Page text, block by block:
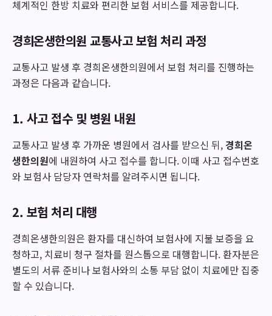
체계적인 한방 치료와 편리한 보험 서비스를 제공합니다.
경희온생한의원 교통사고 보험 처리 과정
교통사고 발생 후 경희온생한의원에서 보험 처리를 진행하는
과정은 다음과 같습니다.
1. 사고 접수 및 병원 내원
교통사고 발생 후 가까운 병원에서 검사를 받으신 뒤, 경희온
생한의원에 내원하여 사고 접수를 합니다. 이때 사고 접수번호
와 보험사 담당자 연락처를 알려주시면 됩니다.
2. 보험 처리 대행
경희온생한의원은 환자를 대신하여 보험사에 지불 보증을 요
청하고, 치료비 청구 절차를 원스톱으로 대행합니다. 환자분은
별도의 서류 준비나 보험사와의 소통 부담 없이 치료에만 집중
할 수 있습니다.